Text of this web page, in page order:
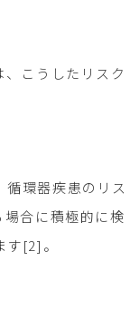
こうしたリスク
環器疾患のリス
合に積極的に検
[2]。